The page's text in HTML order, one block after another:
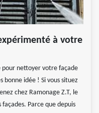
à votre
pour nettoyer votre façade
bonne idée ! Si vous situez
chez Ramonage Z.T, le
Parce que depuis